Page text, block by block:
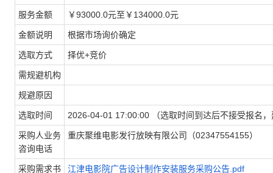
服务金额 ￥93000.0元至￥134000.0元
金额说明 根据市场询价确定
选取方式 择优+竞价
需规避机构
规避原因
选取时间 2026-04-01 17:00:00 （选取时间到达后不接受报名
采购人业务
咨询电话
重庆聚维电影发行放映有限公司（02347554155）
采购需求书
江津电影院广告设计制作安装服务采购公告.pdf